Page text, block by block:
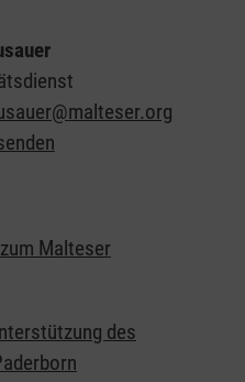
Materialien. Der
unterstützt so die
für die
Schüler und Lehrkräfte.
das Thema "Helfen"
Lippe
Malteser
des